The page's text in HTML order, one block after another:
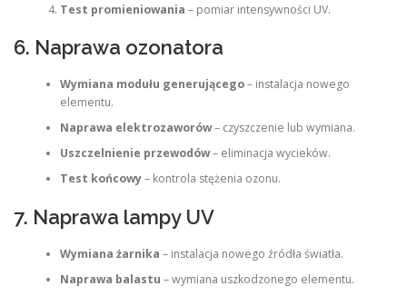
Test promieniowania – pomiar intensywności UV.
6. Naprawa ozonatora
Wymiana modułu generującego– instalacja nowego
elementu.
Naprawa elektrozaworów– czyszczenie lub wymiana.
Uszczelnienie przewodów– eliminacja wycieków.
Test końcowy– kontrola stężenia ozonu.
7. Naprawa lampy UV
Wymiana żarnika – instalacja nowego źródła światła.
Naprawa balastu – wymiana uszkodzonego elementu.